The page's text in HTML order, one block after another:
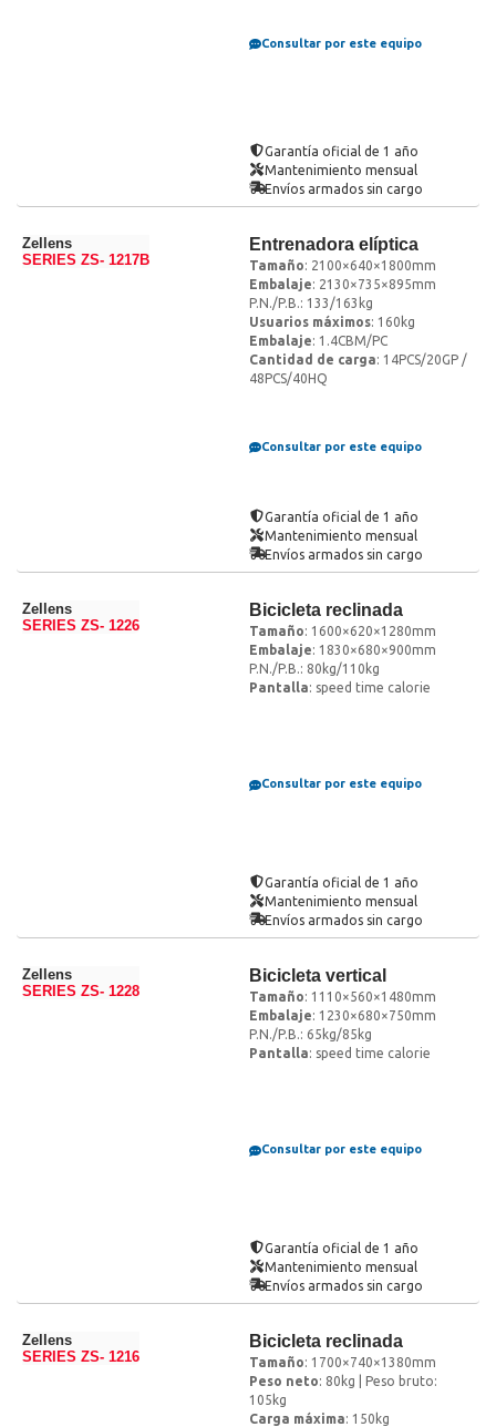
Consultar por este equipo
Garantía oficial de 1 año
Mantenimiento mensual
Envíos armados sin cargo
Zellens
SERIES ZS- 1217B
Entrenadora elíptica
Tamaño: 2100×640×1800mm
Embalaje: 2130×735×895mm
P.N./P.B.: 133/163kg
Usuarios máximos: 160kg
Embalaje: 1.4CBM/PC
Cantidad de carga: 14PCS/20GP /
48PCS/40HQ
Consultar por este equipo
Garantía oficial de 1 año
Mantenimiento mensual
Envíos armados sin cargo
Zellens
SERIES ZS- 1226
Bicicleta reclinada
Tamaño: 1600×620×1280mm
Embalaje: 1830×680×900mm
P.N./P.B.: 80kg/110kg
Pantalla: speed time calorie
Consultar por este equipo
Garantía oficial de 1 año
Mantenimiento mensual
Envíos armados sin cargo
Zellens
SERIES ZS- 1228
Bicicleta vertical
Tamaño: 1110×560×1480mm
Embalaje: 1230×680×750mm
P.N./P.B.: 65kg/85kg
Pantalla: speed time calorie
Consultar por este equipo
Garantía oficial de 1 año
Mantenimiento mensual
Envíos armados sin cargo
Zellens
SERIES ZS- 1216
Bicicleta reclinada
Tamaño: 1700×740×1380mm
Peso neto: 80kg | Peso bruto:
105kg
Carga máxima: 150kg